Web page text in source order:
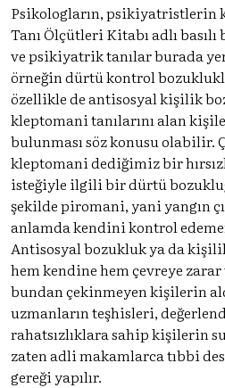
Psikologların, psikiyatristlerin
Tanı Ölçütleri Kitabı adlı
ve psikiyatrik tanılar burada
örneğin dürtü kontrol
özellikle de antisosyal kişilik
kleptomani tanılarını alan
bulunması söz konusu olabilir.
kleptomani dediğimiz bir
isteğiyle ilgili bir dürtü
şekilde piromani, yani yangın
anlamda kendini kontrol
Antisosyal bozukluk ya da
hem kendine hem çevreye
bundan çekinmeyen kişilerin
uzmanların teşhisleri,
rahatsızlıklara sahip kişilerin
zaten adli makamlarca tıbbi
gereği yapılır.